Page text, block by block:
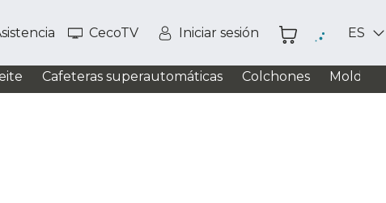
CecoTV Iniciar sesión ES
Cafeteras superautomáticas Colchones